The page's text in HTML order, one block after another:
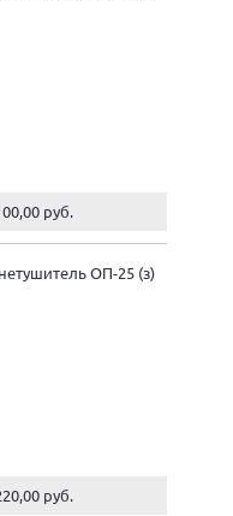
руб.
ОП-25 (з)
руб.